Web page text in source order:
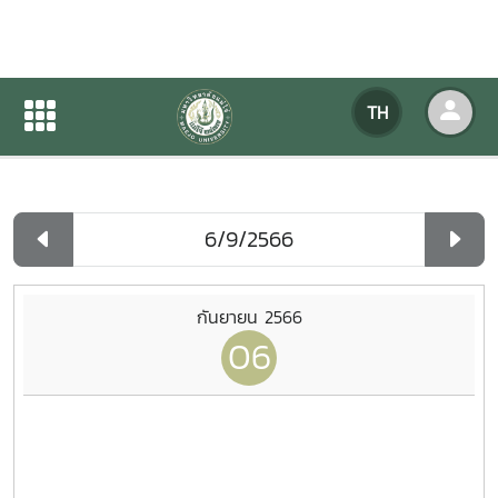
TH
ปฏิทินกิจกรรมของหน่วยงาน
ปฏิทินกิจกรรมของหน่วยงาน
กันยายน 2566
06